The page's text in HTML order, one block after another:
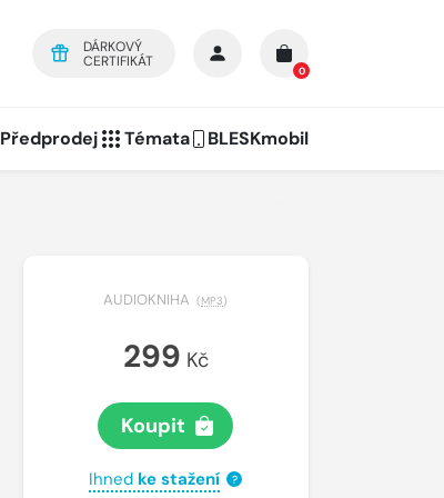
DÁRKOVÝ
CERTIFIKÁT
0
Předprodej Témata BLESKmobil
AUDIOKNIHA (MP3)
299 Kč
Koupit
Ihned ke stažení ?